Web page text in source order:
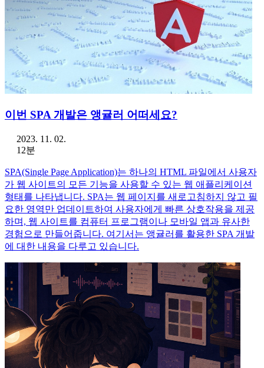
이번 SPA 개발은 앵귤러 어떠세요?
2023. 11. 02.
12분
SPA(Single Page Application)는 하나의 HTML 파일에서 사용자
가 웹 사이트의 모든 기능을 사용할 수 있는 웹 애플리케이션
형태를 나타냅니다. SPA는 웹 페이지를 새로고침하지 않고 필
요한 영역만 업데이트하여 사용자에게 빠른 상호작용을 제공
하며, 웹 사이트를 컴퓨터 프로그램이나 모바일 앱과 유사한
경험으로 만들어줍니다. 여기서는 앵귤러를 활용한 SPA 개발
에 대한 내용을 다루고 있습니다.